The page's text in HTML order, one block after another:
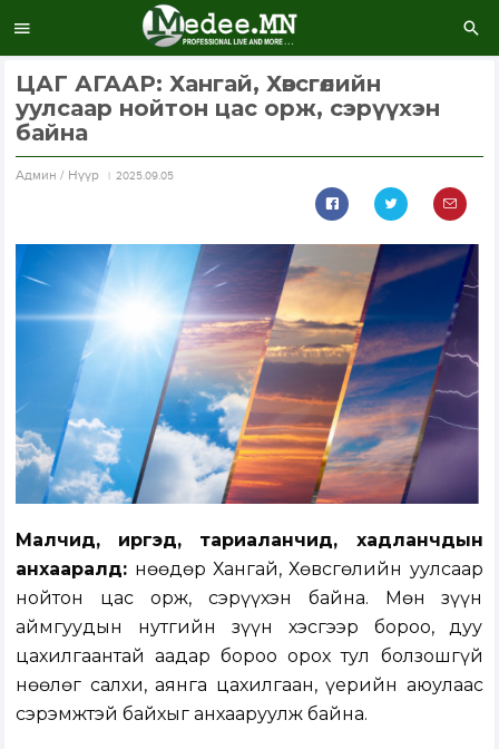
ЦАГ АГААР: Хангай, Хөвсгөлийн
уулсаар нойтон цас орж, сэрүүхэн
байна
Aдмин / Нүүр 2025.09.05
Малчид, иргэд, тариаланчид, хадланчдын
анхааралд: Өнөөдөр Хангай, Хөвсгөлийн уулсаар
нойтон цас орж, сэрүүхэн байна. Мөн зүүн
аймгуудын нутгийн зүүн хэсгээр бороо, дуу
цахилгаантай аадар бороо орох тул болзошгүй
нөөлөг салхи, аянга цахилгаан, үерийн аюулаас
сэрэмжтэй байхыг анхааруулж байна.